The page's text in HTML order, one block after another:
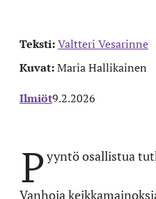
Teksti:Valtteri Vesarinne
Kuvat:Maria Hallikainen
Ilmiöt9.2.2026
P yyntö osallistua
Vanhoja